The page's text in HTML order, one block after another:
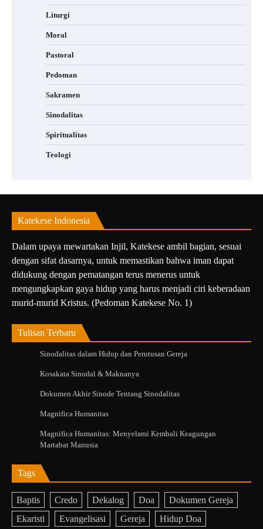
Liturgi
Moral
Pastoral
Pedoman
Sakramen
Sinodalitas
Spiritualitas
Teologi
Katekese Indonesia
Dalam upaya mewartakan Injil, Katekese ambil bagian, sesuai
dengan sifat dasarnya, untuk memastikan bahwa iman dapat
didukung dengan pematangan terus menerus untuk
mengungkapkan gaya hidup yang harus menjadi ciri keberadaan
murid-murid Kristus. (Pedoman Katekese No. 1)
Tulisan Terbaru
Sinodalitas dalam Hidup dan Perutusan Gereja
Kosakata Sinodal & Maknanya
Dokumen Akhir Sinode Tentang Sinodalitas
Magnifica Humanitas
Magnifica Humanitas: Menyelami Kembali Keagungan
Martabat Manusia
Tags
Baptis Credo Dekalog Doa
Dokumen Gereja
Ekaristi
Evangelisasi Gereja Hidup Doa